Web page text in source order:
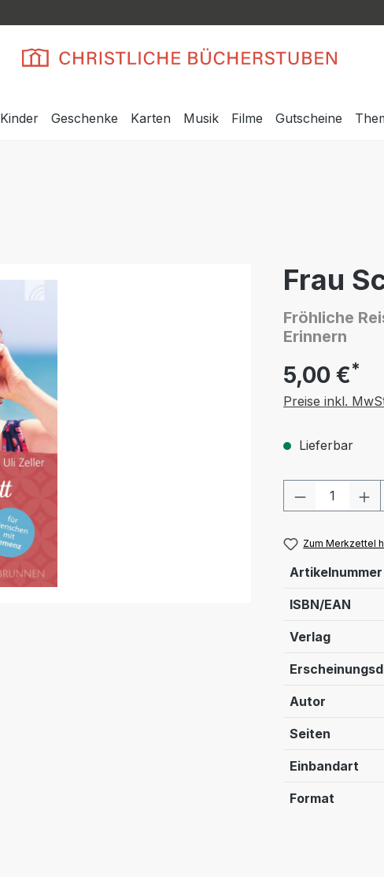
Kinder Geschenke Karten Musik Filme Gutscheine
Frau
Fröhliche
Erinnern
5,00 €*
Preise inkl.
Lieferbar
Produkt
Zum Merkzettel
Artikelnummer
ISBN/EAN
Verlag
Autor
Seiten
Einbandart
Format